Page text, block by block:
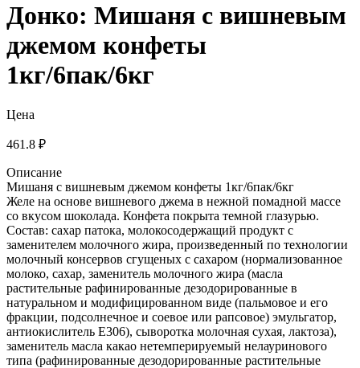
Донко: Мишаня с вишневым
джемом конфеты
1кг/6пак/6кг
Цена
461.8 ₽
Описание
Мишаня с вишневым джемом конфеты 1кг/6пак/6кг
Желе на основе вишневого джема в нежной помадной массе
со вкусом шоколада. Конфета покрыта темной глазурью.
Состав: сахар патока, молокосодержащий продукт с
заменителем молочного жира, произведенный по технологии
молочный консервов сгущеных с сахаром (нормализованное
молоко, сахар, заменитель молочного жира (масла
растительные рафинированные дезодорированные в
натуральном и модифицированном виде (пальмовое и его
фракции, подсолнечное и соевое или рапсовое) эмульгатор,
антиокислитель Е306), сыворотка молочная сухая, лактоза),
заменитель масла какао нетемперируемый нелауринового
типа (рафинированные дезодорированные растительные